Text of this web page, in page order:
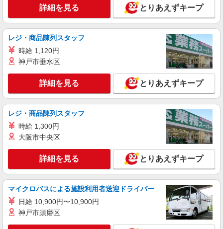
月給220,000円〜 月収例24.6万円（入社1年/未
経験/基本給22万円＋残業手当2.6万円※月20時
間） 年収例339.2万円（上記月収例24.6万円＋賞
※すべて駅から徒歩圏内です！ ※現場状況によ
り、配属現場が上記と異なる場合がございます。
キープ 詳細を見る
パート
株式会社アイザワビルサービス
ビル施設清掃スタッフ
時給1320円 （月収例）162,720円 ※時給1,320
円、実働5.5h、22日勤務、皆勤手当含む場合 （年
収例※前年度実績）2,162,640円 ※月収162,720円
（月収例参照）＋賞与105,000円×年2回
キープ 詳細を見る
詳細を見る とりあえずキープ
レジ・商品陳列スタッフ
時給 1,120円
神戸市垂水区
詳細を見る とりあえずキープ
レジ・商品陳列スタッフ
時給 1,300円
大阪市中央区
詳細を見る とりあえずキープ
マイクロバスによる施設利用者送迎ドライバー
日給 10,900円〜10,900円
神戸市須磨区